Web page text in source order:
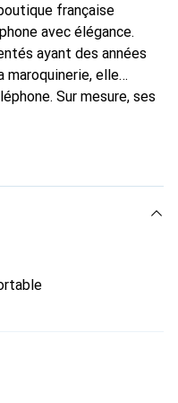
française
avec élégance.
ayant des années
maroquinerie, elle
Sur mesure, ses
pour votre
Noreve est un choix